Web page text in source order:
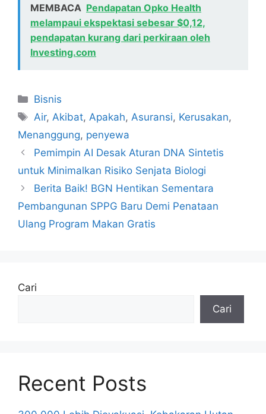
MEMBACA Pendapatan Opko Health
melampaui ekspektasi sebesar $0,12,
pendapatan kurang dari perkiraan oleh
Investing.com
Kategori
Bisnis
Tag
Air, Akibat, Apakah, Asuransi, Kerusakan,
Menanggung, penyewa
Pemimpin AI Desak Aturan DNA Sintetis
untuk Minimalkan Risiko Senjata Biologi
Berita Baik! BGN Hentikan Sementara
Pembangunan SPPG Baru Demi Penataan
Ulang Program Makan Gratis
Cari
Cari
Recent Posts